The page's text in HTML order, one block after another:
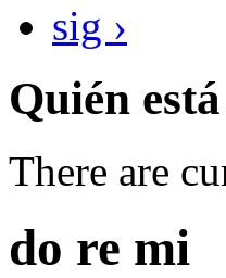
sig ›
Quién
There are
do re mi